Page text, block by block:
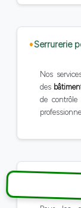
Serrurerie
Nos
des
de
Gestion